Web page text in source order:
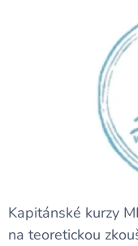
Kapitánské kurzy
na teoretickou